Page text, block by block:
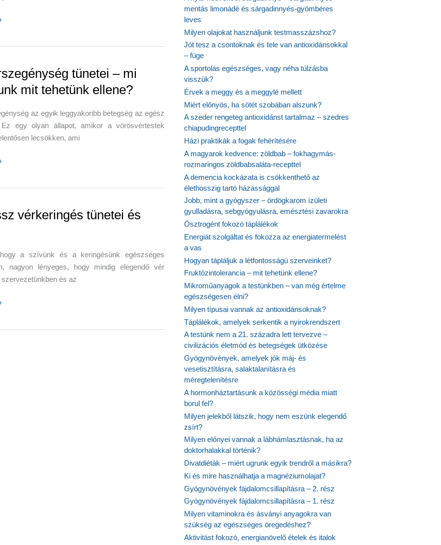
tünetei – mi
mit tehetünk ellene?
az egyik leggyakoribb betegség az egész
Ez egy olyan állapot, amikor a vörösvértestek
lecsökken, ami
vérkeringés tünetei és
a szívünk és a keringésünk egészséges
nagyon lényeges, hogy mindig elegendő vér
szervezetünkben és az
mentás limonádé és sárgadinnyés-gyömbéres
leves
Milyen olajokat használjunk testmasszázshoz?
Jót tesz a csontoknak és tele van antioxidánsokkal
– füge
A sportolás egészséges, vagy néha túlzásba
visszük?
Érvek a meggy és a meggylé mellett
Miért előnyös, ha sötét szobában alszunk?
A szeder rengeteg antioxidánst tartalmaz – szedres
chiapudingrecepttel
Házi praktikák a fogak fehérítésére
A magyarok kedvence: zöldbab – fokhagymás-
rozmaringos zöldbabsaláta-recepttel
A demencia kockázata is csökkenthető az
élethosszig tartó házassággal
Jobb, mint a gyógyszer – ördögkarom ízületi
gyulladásra, sebgyógyulásra, emésztési zavarokra
Ösztrogént fokozó táplálékok
Energiát szolgáltat és fokozza az energiatermelést
a vas
Hogyan tápláljuk a létfontosságú szerveinket?
Fruktózintolerancia – mit tehetünk ellene?
Mikroműanyagok a testünkben – van még értelme
egészségesen élni?
Milyen típusai vannak az antioxidánsoknak?
Táplálékok, amelyek serkentik a nyirokrendszert
A testünk nem a 21. századra lett tervezve –
civilizációs életmód és betegségek ütközése
Gyógynövények, amelyek jók máj- és
vesetisztításra, salaktalanításra és
méregtelenítésre
A hormonháztartásunk a közösségi média miatt
borul fel?
Milyen jelekből látszik, hogy nem eszünk elegendő
zsírt?
Milyen előnyei vannak a lábhámlasztásnak, ha az
doktorhalakkal történik?
Divatdiéták – miért ugrunk egyik trendről a másikra?
Ki és mire használhatja a magnéziumolajat?
Gyógynövények fájdalomcsillapításra – 2. rész
Gyógynövények fájdalomcsillapításra – 1. rész
Milyen vitaminokra és ásványi anyagokra van
szükség az egészséges öregedéshez?
Aktivitást fokozó, energianövelő ételek és italok